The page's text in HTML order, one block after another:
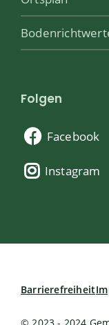
Folgen
Facebook
Instagram
Barrierefreiheit
© 2023 - 2024